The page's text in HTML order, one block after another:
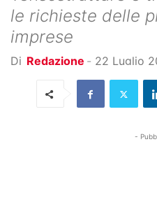
le richieste delle
imprese
Di Redazione - 22 Luglio
-